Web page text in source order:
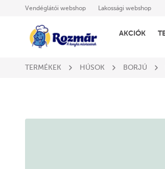
Vendéglátói webshop Lakossági webshop
AKCIÓK
TERMÉKEK HÚSOK BORJÚ